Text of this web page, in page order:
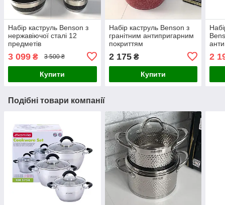
Набір каструль Benson з
нержавіючої сталі 12
предметів
3 099 ₴ 3 500 ₴
Купити
Набір каструль Benson з
гранітним антипригарним
покриттям
2 175₴
Купити
2
Подібні товари компанії